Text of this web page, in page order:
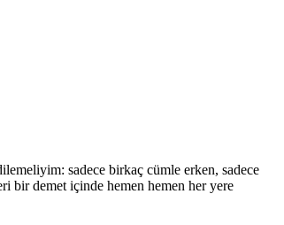
sadece birkaç cümle erken, sadece